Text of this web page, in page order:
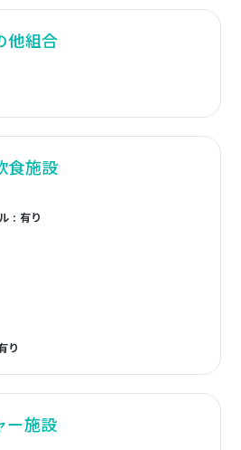
他組合
食施設
: 有り
り
ー施設